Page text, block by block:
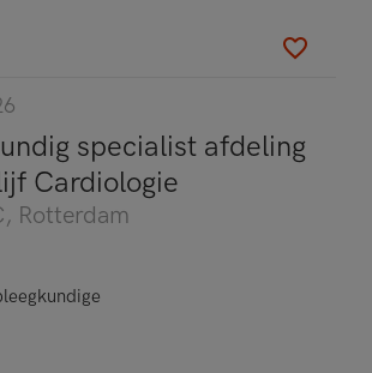
specialist afdeling
Cardiologie
, Rotterdam